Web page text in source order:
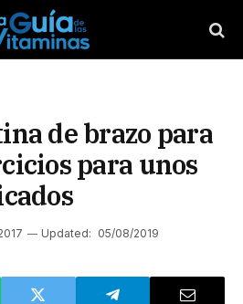
de brazo para
para unos
Updated: 05/08/2019